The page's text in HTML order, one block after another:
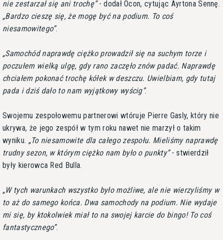
nie zestarzał się ani trochę - dodał Ocon, cytując Ayrtona Sennę.
Bardzo cieszę się, że mogę być na podium. To coś
niesamowitego .
Samochód naprawdę ciężko prowadził się na suchym torze i
poczułem wielką ulgę, gdy rano zaczęło znów padać. Naprawdę
chciałem pokonać trochę kółek w deszczu. Uwielbiam, gdy tutaj
pada i dziś dało to nam wyjątkowy wyścig .
Swojemu zespołowemu partnerowi wtóruje Pierre Gasly, który nie
ukrywa, że jego zespół w tym roku nawet nie marzył o takim
wyniku. To niesamowite dla całego zespołu. Mieliśmy naprawdę
trudny sezon, w którym ciężko nam było o punkty - stwierdził
były kierowca Red Bulla.
W tych warunkach wszystko było możliwe, ale nie wierzyliśmy w
to aż do samego końca. Dwa samochody na podium. Nie wydaje
mi się, by ktokolwiek miał to na swojej karcie do bingo! To coś
fantastycznego .